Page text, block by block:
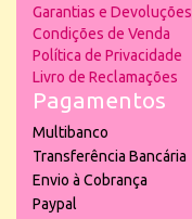
Garantias e Devoluções
Condições de Venda
Política de Privacidade
Livro de Reclamações
Pagamentos
Multibanco
Transferência Bancária
Envio à Cobrança
Paypal